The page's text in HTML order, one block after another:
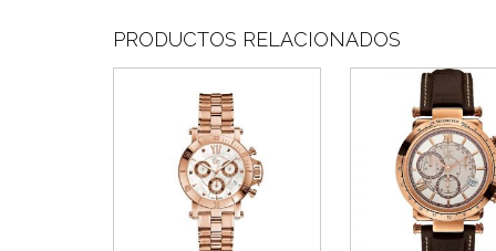
PRODUCTOS RELACIONADOS